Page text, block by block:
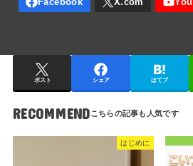
ポスト シェア はてブ
RECOMMEND
はじめに